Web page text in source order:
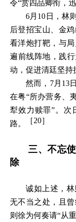
令“赏四品卿衔，
6月10日
，林
后登招宝山、金
看洋炮打靶，与
遍前线阵地，践
动，促进清廷坚持
然而，7月13
在粤“所办营务、
犁效力赎罪”。次
路。
［20］
三、不忘
除
诚如上述，
无不当之处，且
则徐为何奏请“从